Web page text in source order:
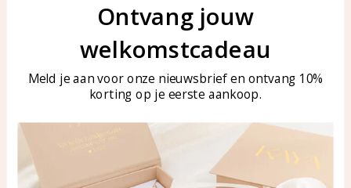
Veelgestelde vragen
Sieraden onderhouden
KAYA Sieraden
Bellen of WhatsApp Ma-Vr
tussen 09:00-17:00
Tel: 0850003187
WhatsApp: 0850003187
klantenservice@kayasierade
Ontvang jouw
welkomstcadeau
Meld je aan voor onze nieuwsbrief en ontvang 10%
korting op je eerste aankoop.